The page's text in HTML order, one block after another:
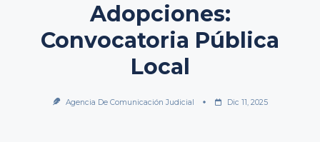
Adopciones:
Convocatoria Pública
Local
Agencia De Comunicación Judicial Dic 11, 2025